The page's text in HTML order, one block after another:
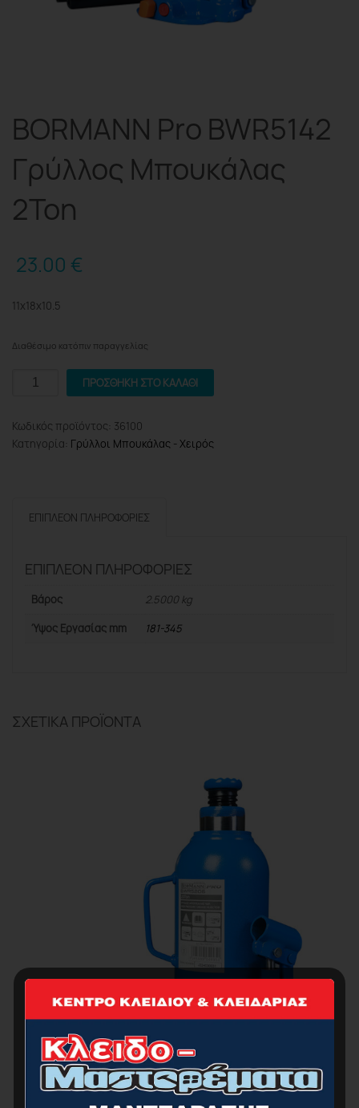
BORMANN Pro BWR5142
Γρύλλος Μπουκάλας
2Ton
23.00 €
11x18x10.5
Διαθέσιμο κατόπιν παραγγελίας
BORMANN
Γρύλλος
Μπουκάλας
ΠΡΟΣΘΉΚΗ ΣΤΟ ΚΑΛΆΘΙ
Κωδικός προϊόντος: 36100
Κατηγορία: Γρύλλοι Μπουκάλας - Χειρός
ΕΠΙΠΛΈΟΝ ΠΛΗΡΟΦΟΡΊΕΣ
ΕΠΙΠΛΈΟΝ ΠΛΗΡΟΦΟΡΊΕΣ
Βάρος
2.5000 kg
Ύψος Εργασίας mm
181-345
ΣΧΕΤΙΚΆ ΠΡΟΪΌΝΤΑ
ΓΡΥΛΛΟΣ ΜΠΟΥΚΑΛΑΣ ΥΔΡ. 20 ΤΟΝΩΝ